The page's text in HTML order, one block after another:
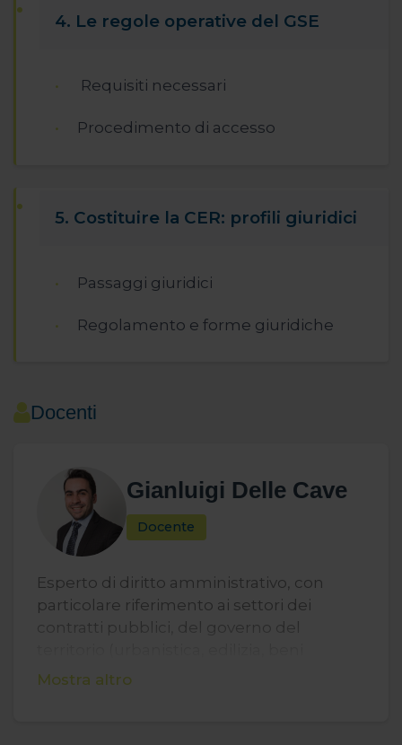
4. Le regole operative del GSE
Requisiti necessari
Procedimento di accesso
5. Costituire la CER: profili giuridici
Passaggi giuridici
Regolamento e forme giuridiche
Docenti
Gianluigi Delle Cave
Docente
Esperto di diritto amministrativo, con
particolare riferimento ai settori dei
contratti pubblici, del governo del
culturali e paesaggistici, ambiente) e delle
Mostra altro